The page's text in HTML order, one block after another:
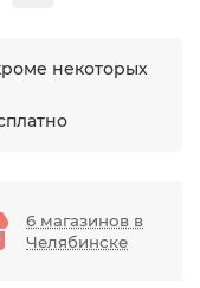
некоторых
6 магазинов в
Челябинске